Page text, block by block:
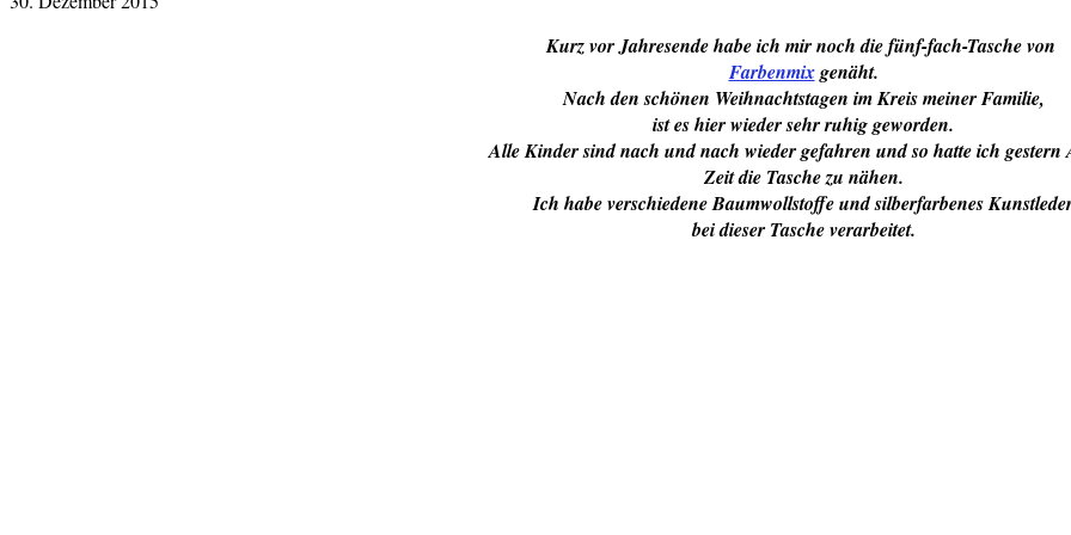
Kurz vor Jahresende habe ich mir noch die fünf-fach-Tasche von
Farbenmixgenäht.
Nach den schönen Weihnachtstagen im Kreis meiner Familie,
ist es hier wieder sehr ruhig geworden.
Alle Kinder sind nach und nach wieder gefahren und so hatte ich gestern
Zeit die Tasche zu nähen.
Ich habe verschiedene Baumwollstoffe und silberfarbenes
bei dieser Tasche verarbeitet.